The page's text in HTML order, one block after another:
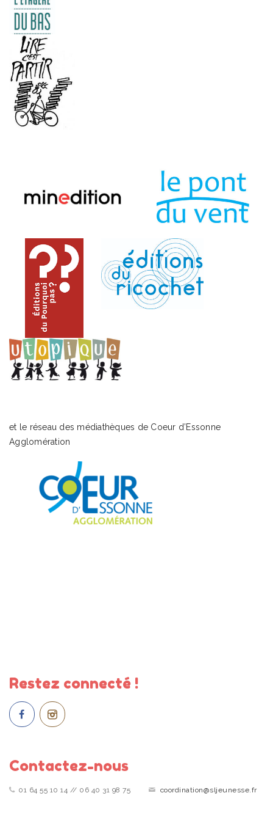
et le réseau des médiathèques de Coeur d’Essonne
Agglomération
Restez connecté !
Contactez-nous
01 64 55 10 14 // 06 40 31 98 75 coordination@sljeunesse.fr